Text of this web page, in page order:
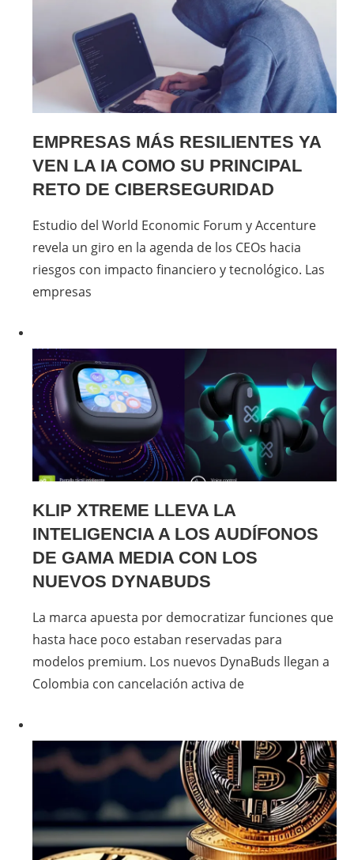
EMPRESAS MÁS RESILIENTES YA
VEN LA IA COMO SU PRINCIPAL
RETO DE CIBERSEGURIDAD
Estudio del World Economic Forum y Accenture
revela un giro en la agenda de los CEOs hacia
riesgos con impacto financiero y tecnológico. Las
empresas
KLIP XTREME LLEVA LA
INTELIGENCIA A LOS AUDÍFONOS
DE GAMA MEDIA CON LOS
NUEVOS DYNABUDS
La marca apuesta por democratizar funciones que
hasta hace poco estaban reservadas para
modelos premium. Los nuevos DynaBuds llegan a
Colombia con cancelación activa de